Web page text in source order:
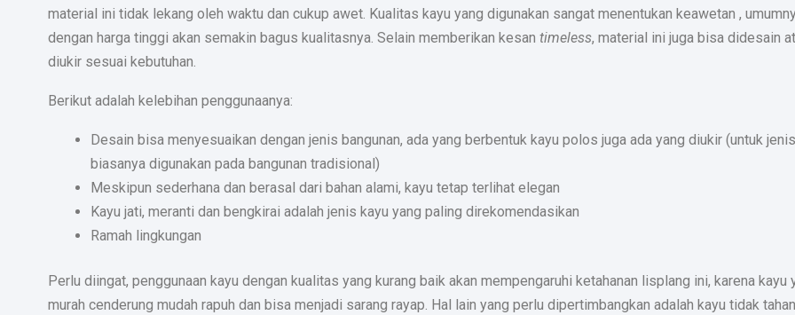
material ini tidak lekang oleh waktu dan cukup awet. Kualitas kayu yang digunakan sangat menentukan keawetan ,
dengan harga tinggi akan semakin bagus kualitasnya. Selain memberikan kesan timeless, material ini juga bisa didesain
diukir sesuai kebutuhan.
Berikut adalah kelebihan penggunaanya:
Desain bisa menyesuaikan dengan jenis bangunan, ada yang berbentuk kayu polos juga ada yang diukir (untuk
biasanya digunakan pada bangunan tradisional)
Meskipun sederhana dan berasal dari bahan alami, kayu tetap terlihat elegan
Kayu jati, meranti dan bengkirai adalah jenis kayu yang paling direkomendasikan
Ramah lingkungan
Perlu diingat, penggunaan kayu dengan kualitas yang kurang baik akan mempengaruhi ketahanan lisplang ini, karena kayu
murah cenderung mudah rapuh dan bisa menjadi sarang rayap. Hal lain yang perlu dipertimbangkan adalah kayu tidak